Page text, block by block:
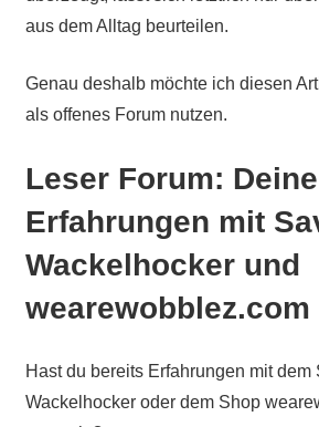
aus dem Alltag beurteilen.
Genau deshalb möchte ich diesen
als offenes Forum nutzen.
Leser Forum: Deine
Erfahrungen mit
Wackelhocker und
wearewobblez.com
Hast du bereits Erfahrungen mit dem
Wackelhocker oder dem Shop